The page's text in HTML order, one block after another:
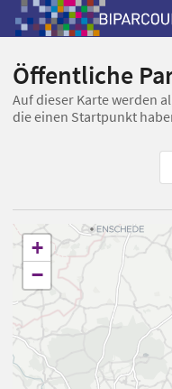
Öffentliche
Auf dieser Karte werden
die einen Startpunkt
+
−